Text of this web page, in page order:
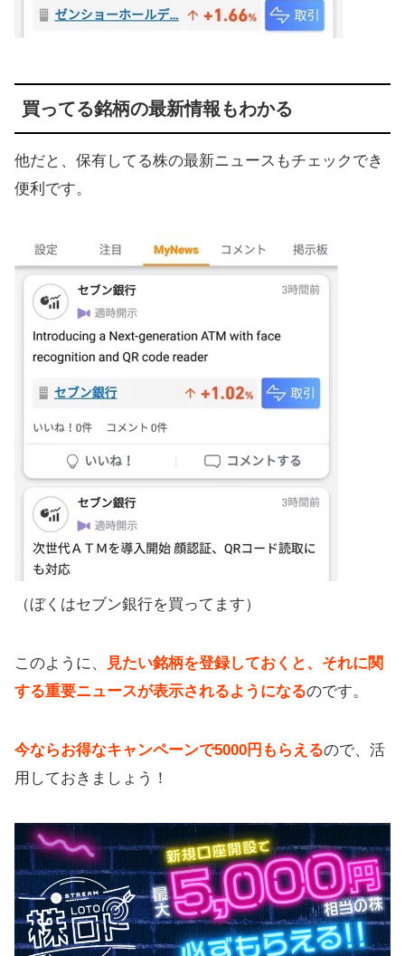
買ってる銘柄の最新情報もわかる
他だと、保有してる株の最新ニュースもチェックでき
便利です。
（ぼくはセブン銀行を買ってます）
このように、
見たい銘柄を登録しておくと、それに関
する重要ニュースが表示されるようになるのです。
今ならお得なキャンペーンで5000円もらえるので、活
用しておきましょう！